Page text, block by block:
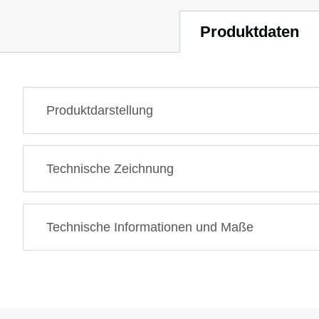
Produktdaten
Produktdarstellung
Technische Zeichnung
Technische Informationen und Maße